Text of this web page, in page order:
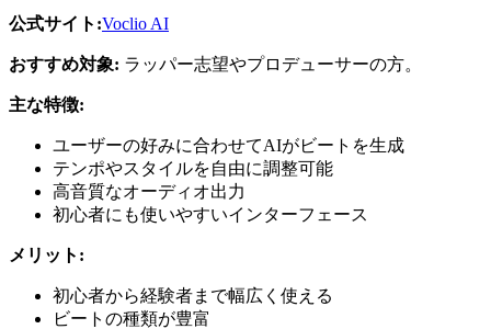
公式サイト:Voclio AI
おすすめ対象: ラッパー志望やプロデューサーの方。
主な特徴:
ユーザーの好みに合わせてAIがビートを生成
テンポやスタイルを自由に調整可能
高音質なオーディオ出力
初心者にも使いやすいインターフェース
メリット:
初心者から経験者まで幅広く使える
ビートの種類が豊富